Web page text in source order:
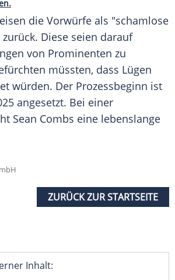
die Vorwürfe als "schamlose
Diese seien darauf
von Prominenten zu
müssten, dass Lügen
würden. Der Prozessbeginn ist
angesetzt. Bei einer
Sean Combs eine lebenslange
ZURÜCK ZUR STARTSEITE
Inhalt: